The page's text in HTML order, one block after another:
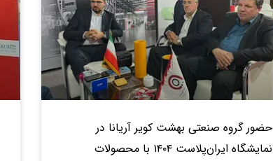
حضور گروه صنعتی بهشت کویر آریانا در
نمایشگاه ایران‌پلاست ۱۴۰۴ با محصولات